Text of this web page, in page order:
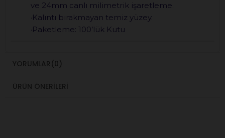
ve 24mm canlı milimetrik işaretleme.
·Kalıntı bırakmayan temiz yüzey.
·Paketleme: 100’lük Kutu
YORUMLAR (0)
ÜRÜN ÖNERILERI